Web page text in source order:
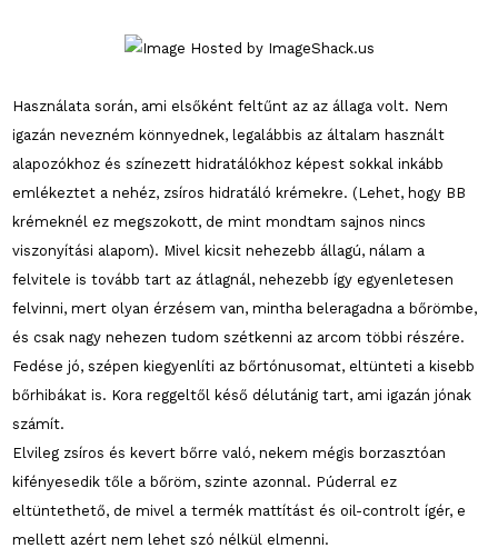
Használata során, ami elsőként feltűnt az az állaga volt. Nem
igazán nevezném könnyednek, legalábbis az általam használt
alapozókhoz és színezett hidratálókhoz képest sokkal inkább
emlékeztet a nehéz, zsíros hidratáló krémekre. (Lehet, hogy BB
krémeknél ez megszokott, de mint mondtam sajnos nincs
viszonyítási alapom). Mivel kicsit nehezebb állagú, nálam a
felvitele is tovább tart az átlagnál, nehezebb így egyenletesen
felvinni, mert olyan érzésem van, mintha beleragadna a bőrömbe,
és csak nagy nehezen tudom szétkenni az arcom többi részére.
Fedése jó, szépen kiegyenlíti az bőrtónusomat, eltünteti a kisebb
bőrhibákat is. Kora reggeltől késő délutánig tart, ami igazán jónak
számít.
Elvileg zsíros és kevert bőrre való, nekem mégis borzasztóan
kifényesedik tőle a bőröm, szinte azonnal. Púderral ez
eltüntethető, de mivel a termék mattítást és oil-controlt ígér, e
mellett azért nem lehet szó nélkül elmenni.